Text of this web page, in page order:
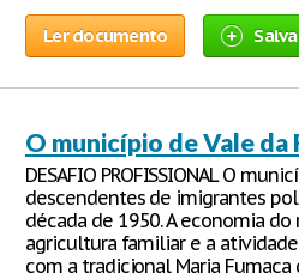
Ler documento
O município de Vale da
DESAFIO PROFISSIONAL O
descendentes de imigrantes
década de 1950. A economia
agricultura familiar e a
com a tradicional Maria